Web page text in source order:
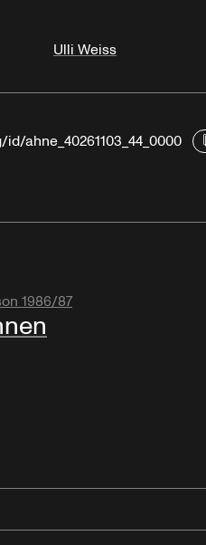
Ulli Weiss
ahne_40261103_44_0000
1986/87